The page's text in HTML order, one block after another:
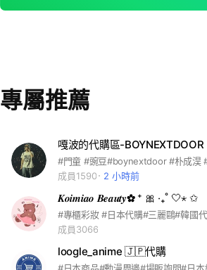
專屬推薦
嘎波的代購區-BOYNEXTDOOR
成員1590
2 小時前
𝑲𝒐𝒊𝒎𝒊𝒂𝒐 𝑩𝒆𝒂𝒖𝒕𝒚✿ ⁺ 🎀 ‧₊˚ 🤍⋆ ✩
成員3066
loogle_anime 🇯🇵代購